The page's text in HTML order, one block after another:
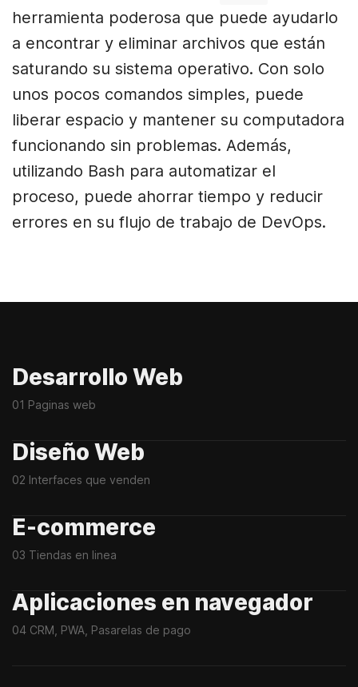
herramienta poderosa que puede ayudarlo
a encontrar y eliminar archivos que están
saturando su sistema operativo. Con solo
unos pocos comandos simples, puede
liberar espacio y mantener su computadora
funcionando sin problemas. Además,
utilizando Bash para automatizar el
proceso, puede ahorrar tiempo y reducir
errores en su flujo de trabajo de DevOps.
Desarrollo Web
01 Paginas web
Diseño Web
02 Interfaces que venden
E-commerce
03 Tiendas en linea
Aplicaciones en navegador
04 CRM, PWA, Pasarelas de pago